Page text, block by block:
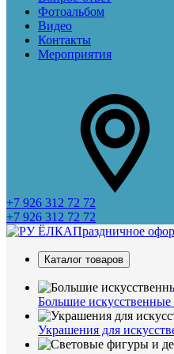
Фотоальбом
Видео
Контакты
Мероприятия
+7 926 312 72 72
+7 926 312 72 72
Праздничное
Каталог товаров
Большие искусственные
Украшения для